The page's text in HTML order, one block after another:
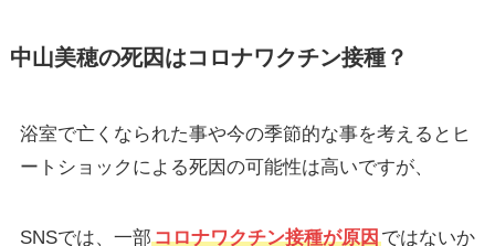
中山美穂の死因はコロナワクチン接種？
浴室で亡くなられた事や今の季節的な事を考えるとヒ
ートショックによる死因の可能性は高いですが、
SNSでは、一部コロナワクチン接種が原因ではないか